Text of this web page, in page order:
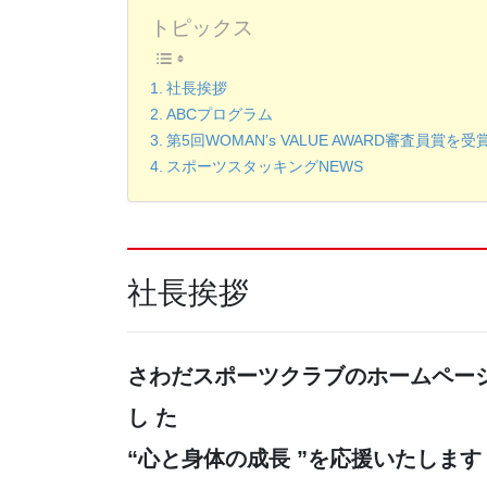
トピックス
社長挨拶
ABCプログラム
第5回WOMAN’s VALUE AWARD審査員賞を受
スポーツスタッキングNEWS
社長挨拶
さわだスポーツクラブのホームペ
し た
“心と身体の成長 ”を応援いたします